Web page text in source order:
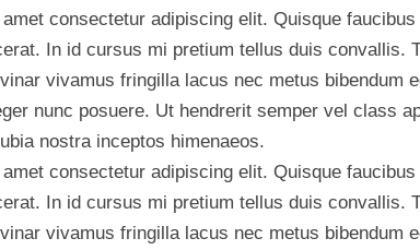
consectetur adipiscing elit. Quisque
In id cursus mi pretium tellus duis convallis.
vivamus fringilla lacus nec metus bibendum
nunc posuere. Ut hendrerit semper vel class
nostra inceptos himenaeos.
consectetur adipiscing elit. Quisque
In id cursus mi pretium tellus duis convallis.
vivamus fringilla lacus nec metus bibendum